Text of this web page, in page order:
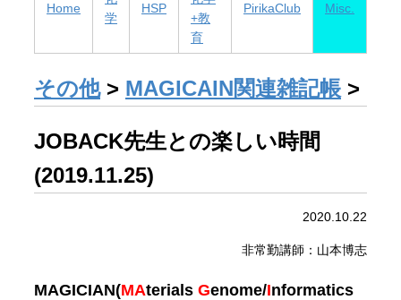
Home
学
HSP
+教
育
PirikaClub Misc.
その他> MAGICAIN関連雑記帳 >
JOBACK先生との楽しい時間
(2019.11.25)
2020.10.22
非常勤講師：山本博志
MAGICIAN(MAterials Genome/Informatics